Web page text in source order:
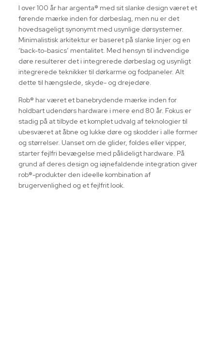
I over 100 år har argenta® med sit slanke design været et
førende mærke inden for dørbeslag, men nu er det
hovedsageligt synonymt med usynlige dørsystemer.
Minimalistisk arkitektur er baseret på slanke linjer og en
‘back-to-basics’ mentalitet. Med hensyn til indvendige
døre resulterer det i integrerede dørbeslag og usynligt
integrerede teknikker til dørkarme og fodpaneler. Alt
dette til hængslede, skyde- og drejedøre.
Rob® har været et banebrydende mærke inden for
holdbart udendørs hardware i mere end 80 år. Fokus er
stadig på at tilbyde et komplet udvalg af teknologier til
ubesværet at åbne og lukke døre og skodder i alle former
og størrelser. Uanset om de glider, foldes eller vipper,
starter fejlfri bevægelse med pålideligt hardware. På
grund af deres design og iøjnefaldende integration giver
rob®-produkter den ideelle kombination af
brugervenlighed og et fejlfrit look.